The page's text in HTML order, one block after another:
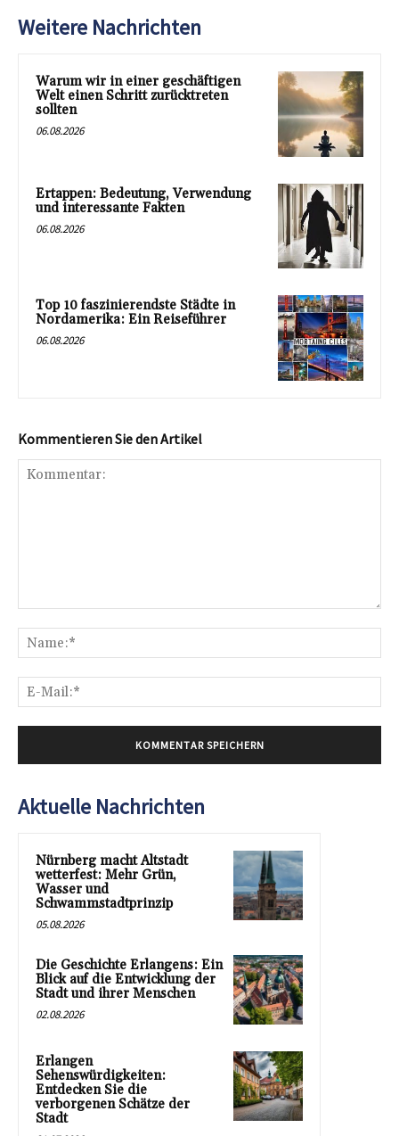
Weitere Nachrichten
Warum wir in einer geschäftigen
Welt einen Schritt zurücktreten
sollten
06.08.2026
Ertappen: Bedeutung, Verwendung
und interessante Fakten
06.08.2026
Top 10 faszinierendste Städte in
Nordamerika: Ein Reiseführer
06.08.2026
Kommentieren Sie den Artikel
Aktuelle Nachrichten
Nürnberg macht Altstadt
wetterfest: Mehr Grün,
Wasser und
Schwammstadtprinzip
05.08.2026
Die Geschichte Erlangens: Ein
Blick auf die Entwicklung der
Stadt und ihrer Menschen
02.08.2026
Erlangen
Sehenswürdigkeiten:
Entdecken Sie die
verborgenen Schätze der
Stadt